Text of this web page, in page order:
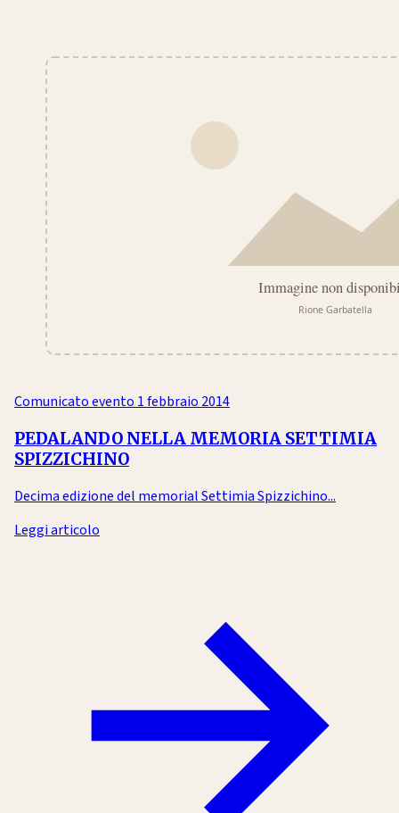
Comunicato evento 1 febbraio 2014
PEDALANDO NELLA MEMORIA SETTIMIA
SPIZZICHINO
Decima edizione del memorial Settimia Spizzichino...
Leggi articolo